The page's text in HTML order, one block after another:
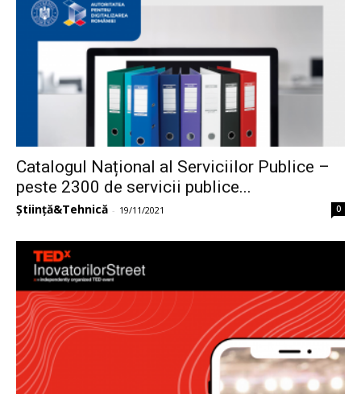
Catalogul Național al Serviciilor Publice –
peste 2300 de servicii publice...
Știință&Tehnică - 19/11/2021 0